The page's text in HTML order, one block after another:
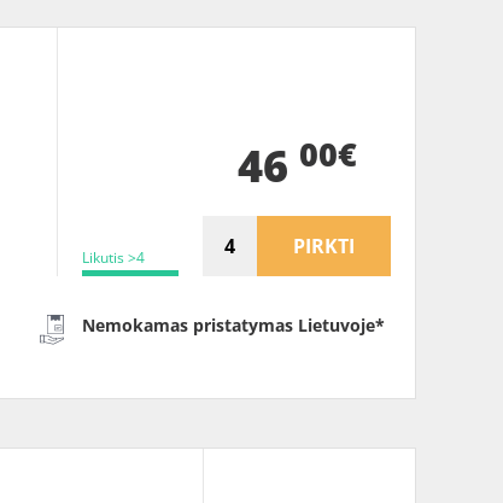
Likutis >4
46 00€
PIRKTI
Nemokamas pristatymas Lietuvoje*